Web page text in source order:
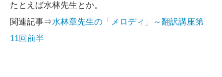
たとえば水林先生とか。
関連記事⇒水林章先生の「メロディ」～翻訳講座第
11回前半